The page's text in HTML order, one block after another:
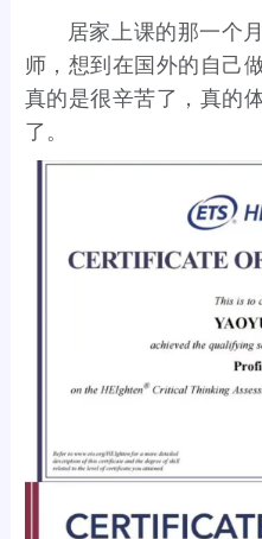
居家上课的那一个
师，想到在国外的自己
真的是很辛苦了，真的
了。